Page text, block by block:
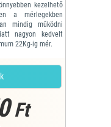
kezelhető
a mérlegekben
mindig működni
nagyon kedvelt
22Kg-ig mér.
Ft